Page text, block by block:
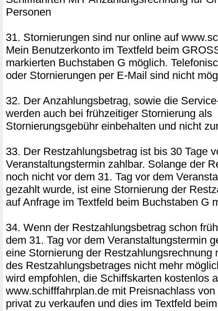
Personen
31. Stornierungen sind nur online auf
Mein Benutzerkonto im Textfeld beim
markierten Buchstaben G möglich.
oder Stornierungen per E-Mail sind nicht
32. Der Anzahlungsbetrag, sowie die
werden auch bei frühzeitiger Stornierung als
Stornierungsgebühr einbehalten und nicht
33. Der Restzahlungsbetrag ist bis 30 Tage
Veranstaltungstermin zahlbar. Solange der
noch nicht vor dem 31. Tag vor dem
gezahlt wurde, ist eine Stornierung der
auf Anfrage im Textfeld beim Buchstaben G
34. Wenn der Restzahlungsbetrag schon
dem 31. Tag vor dem Veranstaltungstermin
eine Stornierung der Restzahlungsrechnung
des Restzahlungsbetrages nicht mehr
wird empfohlen, die Schiffskarten kostenlos
www.schifffahrplan.de mit Preisnachlass
privat zu verkaufen und dies im Textfeld